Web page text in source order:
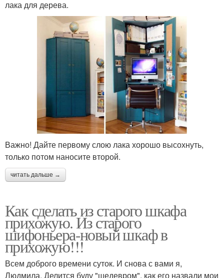
лака для дерева.
Важно! Дайте первому слою лака хорошо высохнуть,
только потом наносите второй.
читать дальше →
Как сделать из старого шкафа
прихожую. Из старого
шифоньера-новый шкаф в
прихожую!!!
Всем доброго времени суток. И снова с вами я,
Людмила. Делится буду "шедевром", как его назвали мои